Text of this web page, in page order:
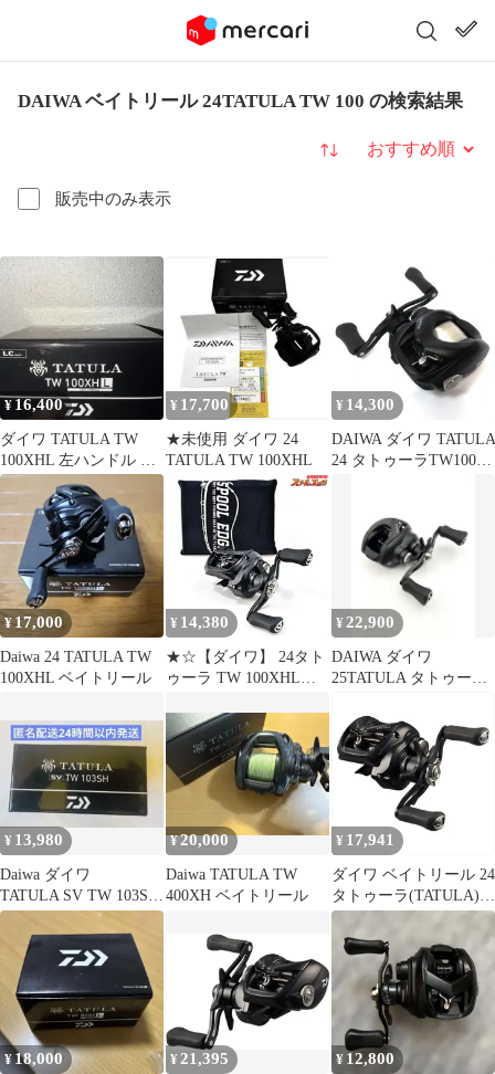
DAIWA ベイトリール 24TATULA TW 100 の検索結果
販売中のみ表示
並び替え
¥ 16,400
ダイワ TATULA TW
100XHL 左ハンドル 開
封済み未使用品
¥ 17,700
★未使用 ダイワ 24
TATULA TW 100XHL
¥ 14,300
DAIWA ダイワ TATULA
24 タトゥーラTW100
¥17,000
Daiwa 24 TATULA TW
100XHL ベイトリール
¥ 14,380
★☆【ダイワ】 24タト
ゥーラ TW 100XHL
TATULA★☆m46073
¥ 22,900
DAIWA ダイワ
25TATULA タトゥーラ
¥ 13,980
Daiwa ダイワ
TATULA SV TW 103SH
ベイトリール 6a
¥20,000
Daiwa TATULA TW
400XH ベイトリール
¥ 17,941
ダイワ ベイトリール 24
タトゥーラ(TATULA)
TW 100XHL(左)
¥18,000 ¥ 21,395 ¥ 12,800